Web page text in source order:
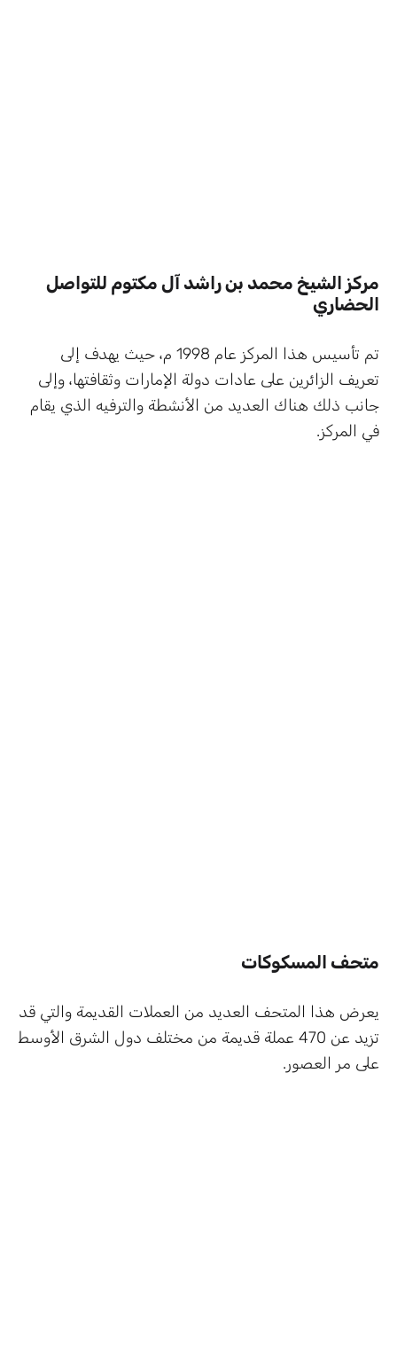
مركز الشيخ محمد بن راشد آل مكتوم للتواصل
الحضاري
تم تأسيس هذا المركز عام 1998 م، حيث يهدف إلى
تعريف الزائرين على عادات دولة الإمارات وثقافتها، وإلى
جانب ذلك هناك العديد من الأنشطة والترفيه الذي يقام
في المركز.
متحف المسكوكات
يعرض هذا المتحف العديد من العملات القديمة والتي قد
تزيد عن 470 عملة قديمة من مختلف دول الشرق الأوسط
على مر العصور.